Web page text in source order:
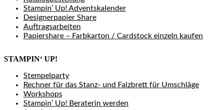
Stampin’ Up! Adventskalender
Designerpapier Share
Auftragsarbeiten
Papiershare – Farbkarton / Cardstock einzeln kaufen
STAMPIN‘ UP!
Stempelparty
Rechner für das Stanz- und Falzbrett für Umschläge
Workshops
Stampin’ Up! Beraterin werden